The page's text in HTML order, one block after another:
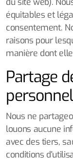
équitables et
consentement.
raisons pour
manière dont
Partage
Nous ne
louons aucune
avec des tiers,
conditions